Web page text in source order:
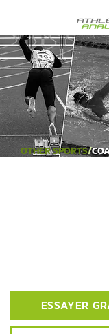
OTHER SPORTS/
UNE
ESSAYER